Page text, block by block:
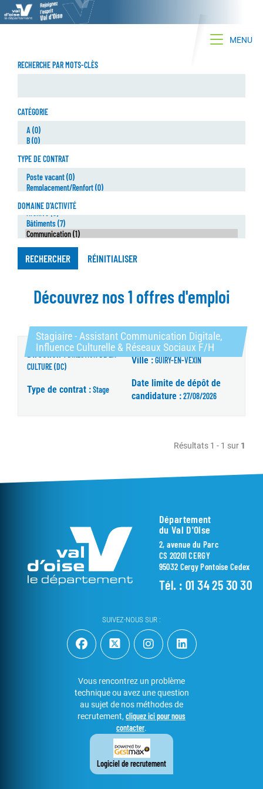
Toggle
MENU
RECHERCHE PAR MOTS-CLÈS
CATÉGORIE
TYPE DE CONTRAT
DOMAINE D'ACTIVITÉ
RECHERCHER RÉINITIALISER
Découvrez nos 1 offres d'emploi
Stagiaire - Assistant Communication Digitale,
Influence Culturelle & Réseaux Sociaux F/H (Nouvelle
Direction :DIRECTION DE LA
CULTURE (DC)
Ville :GUIRY-EN-VEXIN
Type de contrat :Stage
Date limite de dépôt de
candidature :27/08/2026
Résultats 1 - 1 sur 1
Département
du Val D'Oise
2, avenue du Parc
CS 20201 CERGY
95032 Cergy Pontoise Cedex
Tél. : 01 34 25 30 30
SUIVEZ-NOUS SUR :
Vous rencontrez un problème
technique ou avez une question
au sujet de nos méthodes de
recrutement, cliquez ici pour nous
contacter.
Logiciel de recrutement